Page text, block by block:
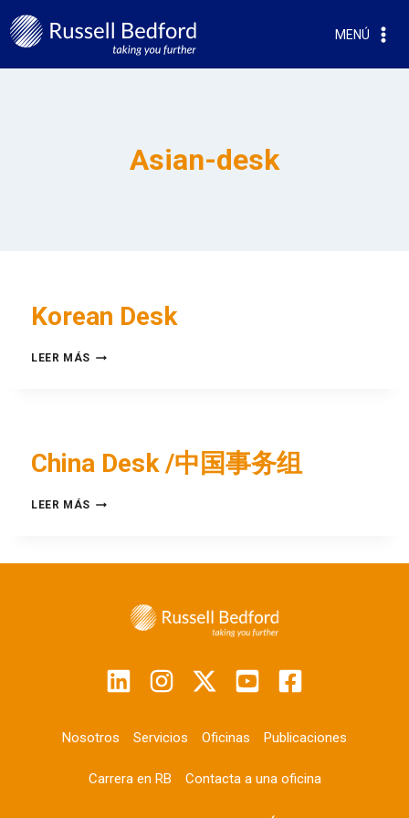
MENÚ
Asian-desk
Korean Desk
LEER MÁS
China Desk /中国事务组
LEER MÁS
Nosotros Servicios Oficinas Publicaciones
Carrera en RB Contacta a una oficina